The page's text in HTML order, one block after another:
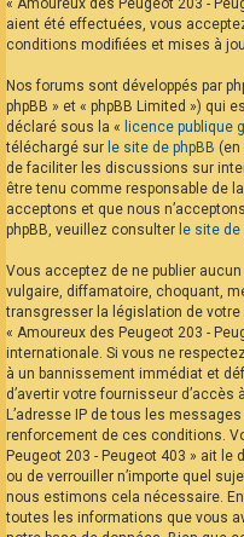
« Amoureux des Peugeot 203 -
aient été effectuées, vous
conditions modifiées et mises à
Nos forums sont développés par
phpBB » et « phpBB Limited ») qui
déclaré sous la « licence publique
téléchargé sur le site de phpBB (en
de faciliter les discussions sur
être tenu comme responsable de
acceptons et que nous
phpBB, veuillez consulter le site de
Vous acceptez de ne publier
vulgaire, diffamatoire, choquant,
transgresser la législation de
« Amoureux des Peugeot 203 -
internationale. Si vous ne
à un bannissement immédiat et
d’avertir votre fournisseur
L’adresse IP de tous les
renforcement de ces conditions.
Peugeot 203 - Peugeot 403 » ait le
ou de verrouiller n’importe quel
nous estimons cela nécessaire.
toutes les informations que vous